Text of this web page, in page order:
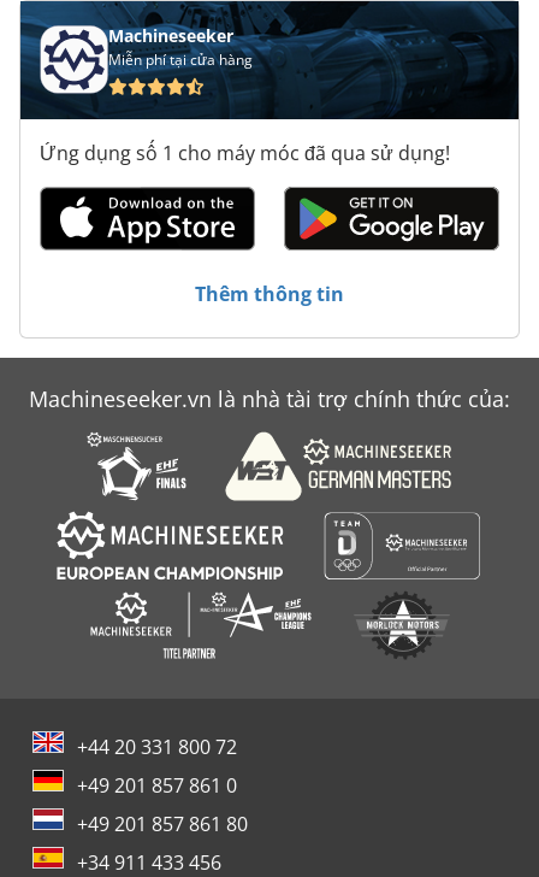
Machineseeker
Miễn phí tại cửa hàng
Ứng dụng số 1 cho máy móc đã qua sử dụng!
Thêm thông tin
Machineseeker.vn là nhà tài trợ chính thức của:
+44 20 331 800 72
+49 201 857 861 0
+49 201 857 861 80
+34 911 433 456